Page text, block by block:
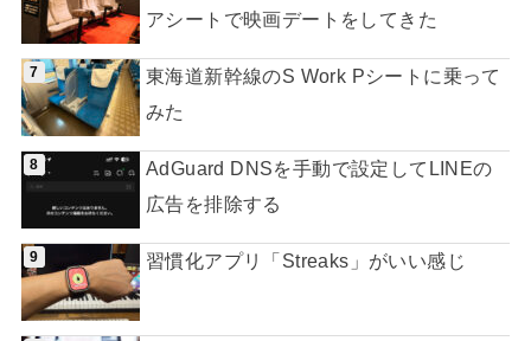
アシートで映画デートをしてきた
東海道新幹線のS Work Pシートに乗って
みた
AdGuard DNSを手動で設定してLINEの
広告を排除する
習慣化アプリ「Streaks」がいい感じ